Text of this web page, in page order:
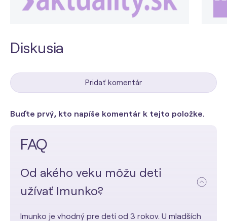
Diskusia
Pridať komentár
Buďte prvý, kto napíše komentár k tejto položke.
FAQ
Od akého veku môžu deti
užívať Imunko?
Imunko je vhodný pre deti od 3 rokov. U mladších